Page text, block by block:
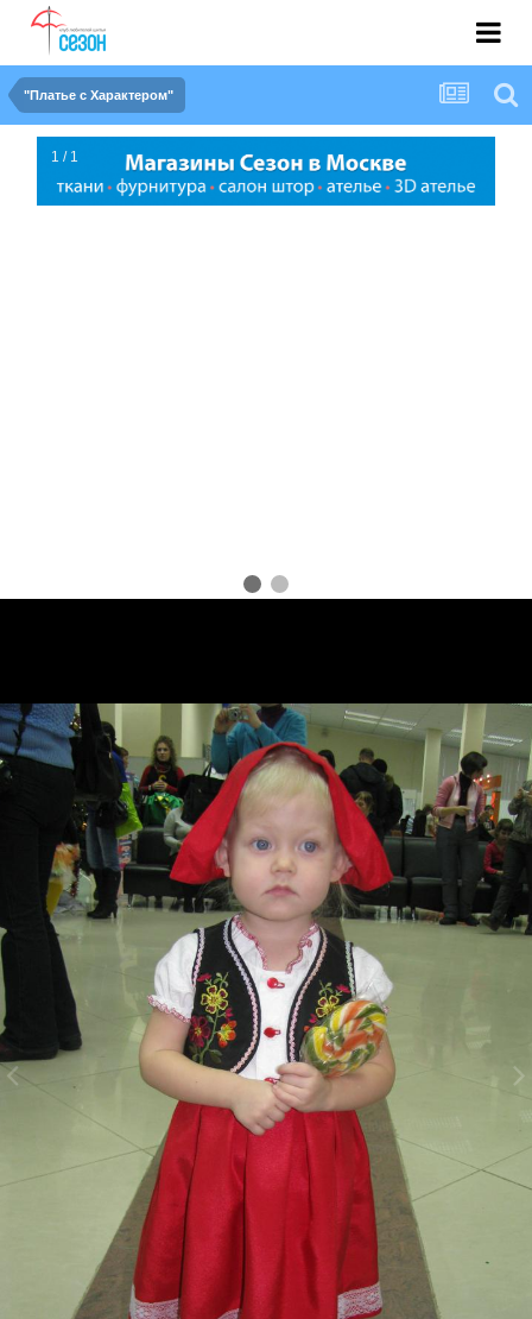
"Платье с Характером"
1 / 1